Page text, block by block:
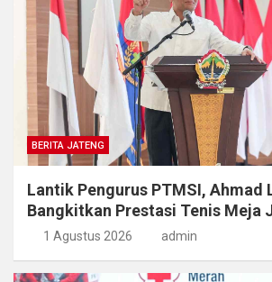
BERITA JATENG
Lantik Pengurus PTMSI, Ahmad
Bangkitkan Prestasi Tenis Meja
1 Agustus 2026 admin